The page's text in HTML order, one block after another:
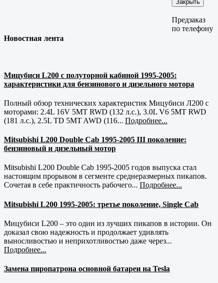
Закрыть
Предзаказ
по телефону
Новостная лента
Мицубиси L200 с полуторной кабиной 1995-2005:
характеристики для бензинового и дизельного мотора
Полный обзор технических характеристик Мицубиси Л200 с
моторами: 2.4L 16V 5MT RWD (132 л.с.), 3.0L V6 5MT RWD
(181 л.с.), 2.5L TD 5MT AWD (116... Подробнее...
Mitsubishi L200 Double Cab 1995-2005 III поколение:
бензиновый и дизельный мотор
Mitsubishi L200 Double Cab 1995-2005 годов выпуска стал
настоящим прорывом в сегменте среднеразмерных пикапов.
Сочетая в себе практичность рабочего... Подробнее...
Mitsubishi L200 1995-2005: третье поколение, Single Cab
Мицубиси L200 – это один из лучших пикапов в истории. Он
доказал свою надежность и продолжает удивлять
выносливостью и неприхотливостью даже через...
Подробнее...
Замена пиропатрона основной батареи на Tesla